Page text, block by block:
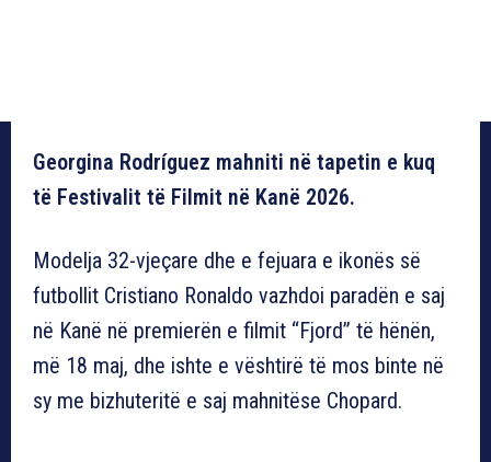
Georgina Rodríguez mahniti në tapetin e kuq
të Festivalit të Filmit në Kanë 2026.
Modelja 32-vjeçare dhe e fejuara e ikonës së
futbollit Cristiano Ronaldo vazhdoi paradën e saj
në Kanë në premierën e filmit “Fjord” të hënën,
më 18 maj, dhe ishte e vështirë të mos binte në
sy me bizhuteritë e saj mahnitëse Chopard.